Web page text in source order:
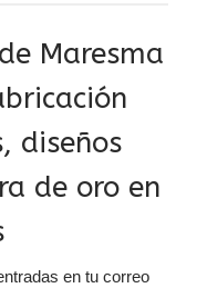
Maresma
diseños
de oro en
en tu correo